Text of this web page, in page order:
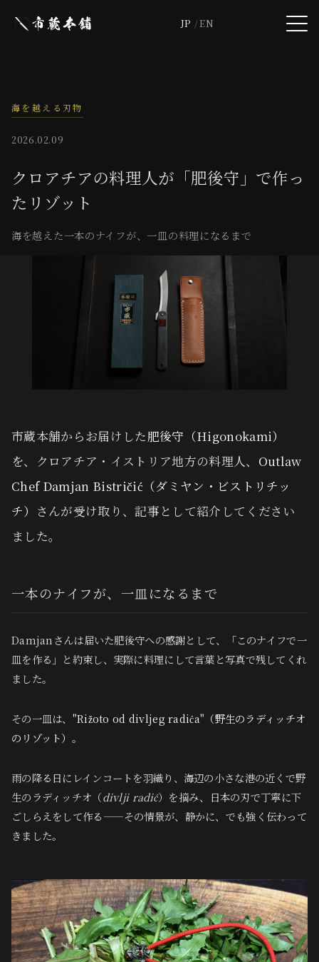
JP EN
海を越える刃物
2026.02.09
クロアチアの料理人が「肥後守」で作っ
たリゾット
海を越えた一本のナイフが、一皿の料理になるまで
市蔵本舗からお届けした肥後守（Higonokami）
を、クロアチア・イストリア地方の料理人、 Outlaw
Chef Damjan Bistričić（ダミヤン・ビストリチッ
チ） さんが受け取り、記事として紹介してください
ました。
一本のナイフが、一皿になるまで
Damjanさんは届いた肥後守への感謝として、「このナイフで一
皿を作る」と約束し、実際に料理にして言葉と写真で残してくれ
ました。
その一皿は、 "Rižoto od divljeg radića"（野生のラディッチオ
のリゾット） 。
雨の降る日にレインコートを羽織り、海辺の小さな港の近くで野
生のラディッチオ（divlji radić）を摘み、日本の刃で丁寧に下
ごしらえをして作る——その情景が、静かに、でも強く伝わって
きました。